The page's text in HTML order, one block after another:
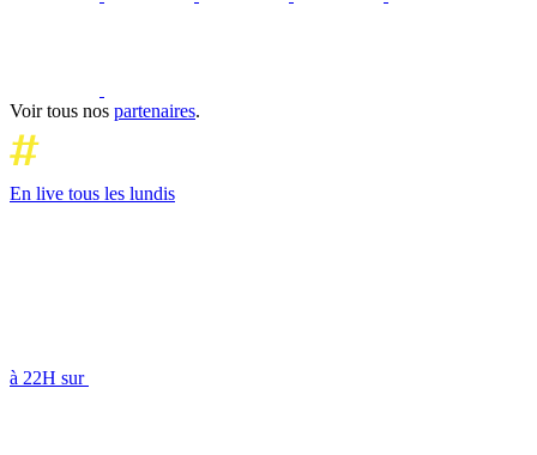
Voir tous nos partenaires.
En live tous les lundis
à 22H sur